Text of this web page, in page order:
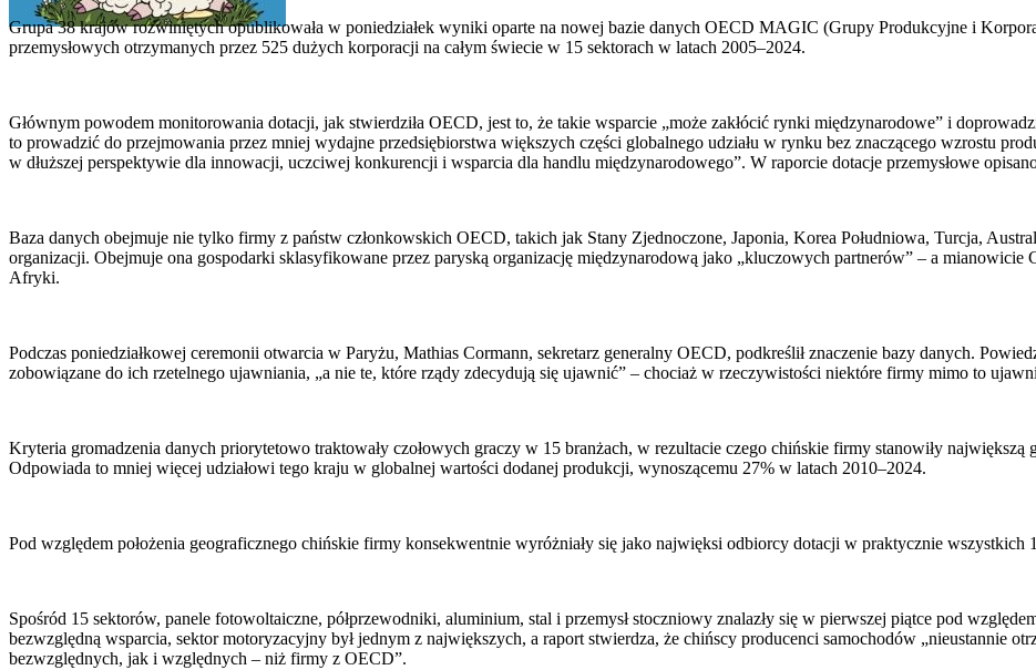
Grupa 38 krajów rozwiniętych opublikowała w poniedziałek wyniki oparte na nowej bazie danych OECD MAGIC (Grupy Produkcyjne i
przemysłowych otrzymanych przez 525 dużych korporacji na całym świecie w 15 sektorach w latach 2005–2024.
Głównym powodem monitorowania dotacji, jak stwierdziła OECD, jest to, że takie wsparcie „może zakłócić rynki międzynarodowe” i
to prowadzić do przejmowania przez mniej wydajne przedsiębiorstwa większych części globalnego udziału w rynku bez znaczącego wzrostu
w dłuższej perspektywie dla innowacji, uczciwej konkurencji i wsparcia dla handlu międzynarodowego”. W raporcie dotacje przemysłowe
Baza danych obejmuje nie tylko firmy z państw członkowskich OECD, takich jak Stany Zjednoczone, Japonia, Korea Południowa, Turcja,
organizacji. Obejmuje ona gospodarki sklasyfikowane przez paryską organizację międzynarodową jako „kluczowych partnerów” – a
Afryki.
Podczas poniedziałkowej ceremonii otwarcia w Paryżu, Mathias Cormann, sekretarz generalny OECD, podkreślił znaczenie bazy danych.
zobowiązane do ich rzetelnego ujawniania, „a nie te, które rządy zdecydują się ujawnić” – chociaż w rzeczywistości niektóre firmy mimo to
Kryteria gromadzenia danych priorytetowo traktowały czołowych graczy w 15 branżach, w rezultacie czego chińskie firmy stanowiły
Odpowiada to mniej więcej udziałowi tego kraju w globalnej wartości dodanej produkcji, wynoszącemu 27% w latach 2010–2024.
Pod względem położenia geograficznego chińskie firmy konsekwentnie wyróżniały się jako najwięksi odbiorcy dotacji w praktycznie wszystkich
Spośród 15 sektorów, panele fotowoltaiczne, półprzewodniki, aluminium, stal i przemysł stoczniowy znalazły się w pierwszej piątce pod
bezwzględną wsparcia, sektor motoryzacyjny był jednym z największych, a raport stwierdza, że chińscy producenci samochodów „nieustannie
bezwzględnych, jak i względnych – niż firmy z OECD”.